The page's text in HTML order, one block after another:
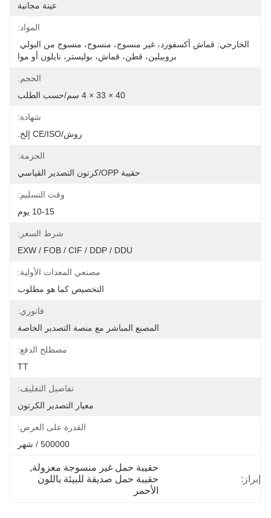
عينة مجانية
المواد:
بروبيلين، قطن، قماش، بوليستر، نايلون أو موا
الحجم:
40 × 33 × 4 سم/حسب الطلب
شهادة:
روش/CE/ISO إلخ.
الحزمة:
حقيبة OPP/كرتون التصدير القياسي
وقت التسليم:
10-15 يوم
شرط السعر:
EXW / FOB / CIF / DDP / DDU
مصنعي المعدات الأولية:
التخصيص كما هو مطلوب
فاتوري:
المصنع المباشر مع منصة التصدير الخاصة
مصطلح الدفع:
TT
تفاصيل التغليف:
معيار التصدير الكرتون
القدرة على العرض:
500000 / شهر
إبراز:
حقيبة حمل غير منسوجة معزولة,
الأحمر